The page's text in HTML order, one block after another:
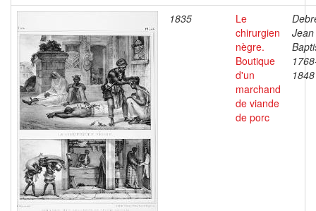
1835
Le
chirurgien
nègre.
Boutique
d'un
marchand
de viande
de porc
Jean
1848